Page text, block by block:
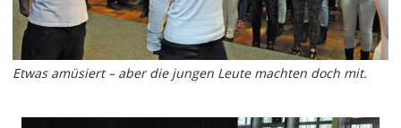
Etwas amüsiert – aber die jungen Leute machten doch mit.